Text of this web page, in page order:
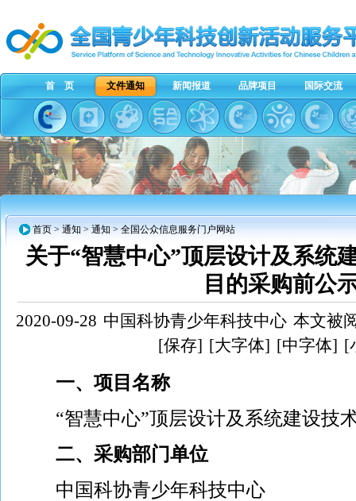
首 页 文件通知 新闻报道 品牌项目 国际交流
首页 > 通知 > 通知 > 全国公众信息服务门户网站
关于“智慧中心”顶层设计及系统
目的采购前公
2020-09-28 中国科协青少年科技中心 本文被
[保存] [大字体] [中字体] [
一、项目名称
“智慧中心”顶层设计及系统建设技
二、采购部门单位
中国科协青少年科技中心